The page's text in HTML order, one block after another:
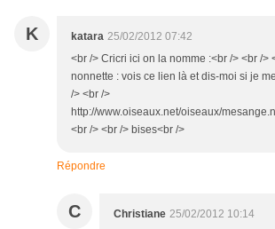
K katara 25/02/2012 07:42
<br /> Cricri ici on la nomme :<br /> <br />
nonnette : vois ce lien là et dis-moi si je
/> <br />
http://www.oiseaux.net/oiseaux/
<br /> <br /> bises<br />
Répondre
C Christiane 25/02/2012 10:14